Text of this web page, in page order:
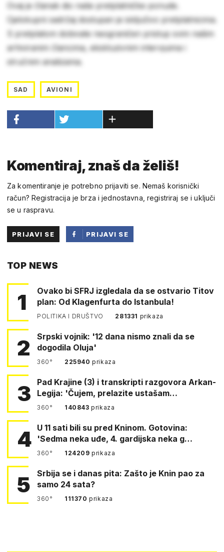
Ovaj je članak dio naše pretplatničke ponude.
Cjelokupni sadržaj dostupan je isključivo pretplatnicima.
S pretplatom dobivate neograničen pristup svim našim
arhiviranim člancima, ekskluzivnim intervjuima i
stručnim analizama.
SAD AVIONI
Komentiraj, znaš da želiš!
Za komentiranje je potrebno prijaviti se. Nemaš korisnički
račun? Registracija je brza i jednostavna, registriraj se i uključi
se u raspravu.
PRIJAVI SE
PRIJAVI SE
TOP NEWS
1
Ovako bi SFRJ izgledala da se ostvario Titov
plan: Od Klagenfurta do Istanbula!
POLITIKA I DRUŠTVO 281331 prikaza
2
Srpski vojnik: '12 dana nismo znali da se
dogodila Oluja'
360° 225940prikaza
3
Pad Krajine (3) i transkripti razgovora Arkan-
Legija: 'Čujem, prelazite ustašam…
360° 140843prikaza
4 U 11 sati bili su pred Kninom. Gotovina:
'Sedma neka uđe, 4. gardijska neka g…
360° 124209prikaza
5
Srbija se i danas pita: Zašto je Knin pao za
samo 24 sata?
360° 111370prikaza